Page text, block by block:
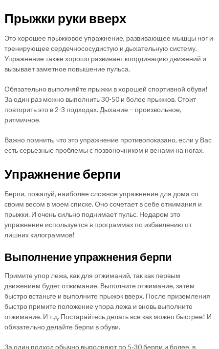
Прыжки руки вверх
Это хорошее прыжковое упражнение, развивающее мышцы ног и
тренирующее сердечнососудистую и дыхательную систему.
Упражнение также хорошо развивает координацию движений и
вызывает заметное повышение пульса.
Обязательно выполняйте прыжки в хорошей спортивной обуви!
За один раз можно выполнить 30-50 и более прыжков. Стоит
повторить это в 2-3 подходах. Дыхание – произвольное,
ритмичное.
Важно помнить, что это упражнение противопоказано, если у Вас
есть серьезные проблемы с позвоночником и венами на ногах.
Упражнение берпи
Берпи, пожалуй, наиболее сложное упражнение для дома со
своим весом в моем списке. Оно сочетает в себе отжимания и
прыжки. И очень сильно поднимает пульс. Недаром это
упражнение используется в программах по избавлению от
лишних килограммов!
Выполнение упражнения берпи
Примите упор лежа, как для отжиманий, так как первым
движением будет отжимание. Выполните отжимание, затем
быстро встаньте и выполните прыжок вверх. После приземления
быстро примите положение упора лежа и вновь выполните
отжимание. И т.д. Постарайтесь делать все как можно быстрее! И
обязательно делайте берпи в обуви.
За один подход обычно выполняют по 5-30 берпи и более, в